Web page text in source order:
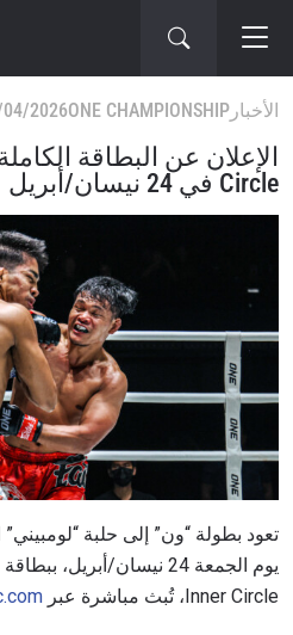
الأخبار ONE CHAMPIONSHIP
2026
Circle في 24 نيسان/أبريل
تعود بطولة “ون” إلى حلبة “لومبيني”
Inner Circle، تُبث مباشرة عبر